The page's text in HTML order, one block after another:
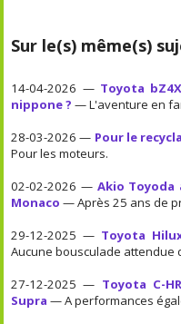
Sur le(s) même(s)
14-04-2026 — Toyota
nippone ? — L'aventure en
28-03-2026 — Pour le
Pour les moteurs.
02-02-2026 — Akio Toyoda
Monaco — Après 25 ans de
29-12-2025 — Toyota
Aucune bousculade attendue
27-12-2025 — Toyota C-
Supra — A performances